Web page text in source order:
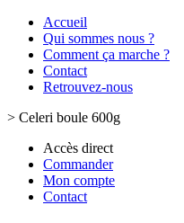
Accueil
Qui sommes nous ?
Comment ça marche ?
Contact
Retrouvez-nous
> Celeri boule 600g
Accès direct
Commander
Mon compte
Contact